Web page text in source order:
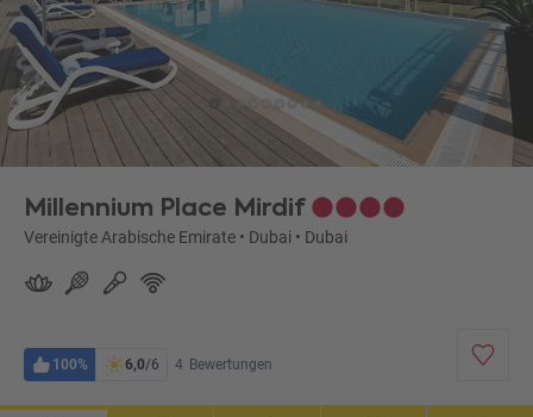
Millennium Place Mirdif
Vereinigte Arabische Emirate • Dubai • Dubai
100% 6,0/6 4 Bewertungen